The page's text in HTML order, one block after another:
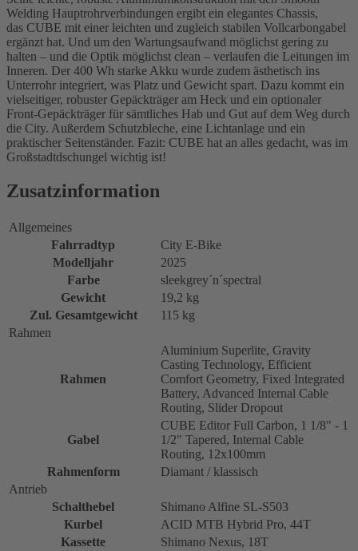
Welding Hauptrohrverbindungen ergibt ein elegantes Chassis,
das CUBE mit einer leichten und zugleich stabilen Vollcarbongabel
ergänzt hat. Und um den Wartungsaufwand möglichst gering zu
halten – und die Optik möglichst clean – verlaufen die Leitungen im
Inneren. Der 400 Wh starke Akku wurde zudem ästhetisch ins
Unterrohr integriert, was Platz und Gewicht spart. Dazu kommt ein
vielseitiger, robuster Gepäckträger am Heck und ein optionaler
Front-Gepäckträger für sämtliches Hab und Gut auf dem Weg durch
die City. Außerdem Schutzbleche, eine Lichtanlage und ein
praktischer Seitenständer. Fazit: CUBE hat an alles gedacht, was im
Großstadtdschungel wichtig ist!
Zusatzinformation
Allgemeines
Fahrradtyp
City E-Bike
Modelljahr
2025
Farbe
sleekgrey´n´spectral
Gewicht
19,2 kg
Zul. Gesamtgewicht
115 kg
Rahmen
Rahmen
Aluminium Superlite, Gravity
Casting Technology, Efficient
Comfort Geometry, Fixed Integrated
Battery, Advanced Internal Cable
Routing, Slider Dropout
Gabel
CUBE Editor Full Carbon, 1 1/8" - 1
1/2" Tapered, Internal Cable
Routing, 12x100mm
Rahmenform
Diamant / klassisch
Antrieb
Schalthebel
Shimano Alfine SL-S503
Kurbel
ACID MTB Hybrid Pro, 44T
Kassette
Shimano Nexus, 18T